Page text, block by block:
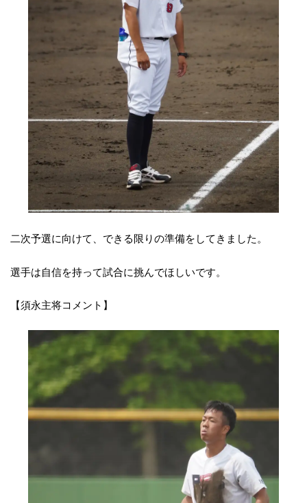
二次予選に向けて、できる限りの準備をしてきました。
選手は自信を持って試合に挑んでほしいです。
【須永主将コメント】